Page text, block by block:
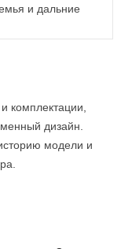
и дальние
комплектации,
дизайн.
модели и